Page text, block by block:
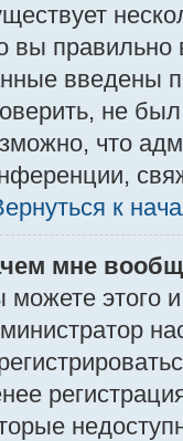
вы правильно
введены
не
что
к
мне
можете этого и